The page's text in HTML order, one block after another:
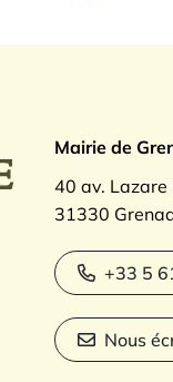
Logo Grenade sur
FacebookInstagram
Mairie de
40 av. Lazare
31330
+33 5
Nous